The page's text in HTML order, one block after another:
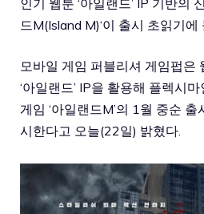
드M(Island M)‘이 출시 초읽기에
모바일 게임 퍼블리셔 게임펍은
‘아일랜드’ IP을 활용해 플렉시
게임 ‘아일랜드M’의 1월 중순
시한다고 오늘(22일) 밝혔다.